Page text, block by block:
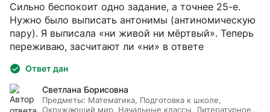
Сильно беспокоит одно задание, а точнее 25-е.
Нужно было выписать антонимы (антиномическую
пару). Я выписала «ни живой ни мёртвый». Теперь
переживаю, засчитают ли «ни» в ответе
Ответ дан
Светлана Борисовна
Предметы: Математика, Подготовка к школе,
Окружающий мир, Начальные классы, Литературное